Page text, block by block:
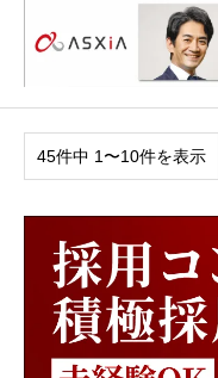
45件中 1〜10件を表示